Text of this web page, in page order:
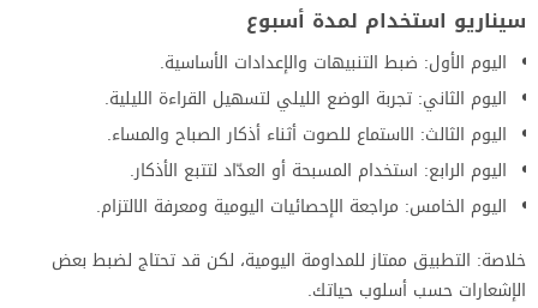
سيناريو استخدام لمدة أسبوع
اليوم الأول: ضبط التنبيهات والإعدادات الأساسية.
اليوم الثاني: تجربة الوضع الليلي لتسهيل القراءة الليلية.
اليوم الثالث: الاستماع للصوت أثناء أذكار الصباح والمساء.
اليوم الرابع: استخدام المسبحة أو العدّاد لتتبع الأذكار.
اليوم الخامس: مراجعة الإحصائيات اليومية ومعرفة الالتزام.
خلاصة: التطبيق ممتاز للمداومة اليومية، لكن قد تحتاج لضبط بعض
الإشعارات حسب أسلوب حياتك.